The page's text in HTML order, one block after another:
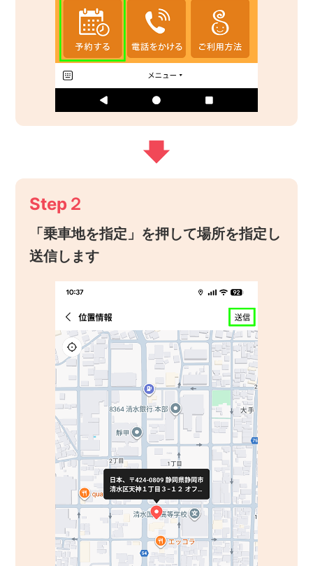
Step２
「乗車地を指定」を押して場所を指定し
送信します